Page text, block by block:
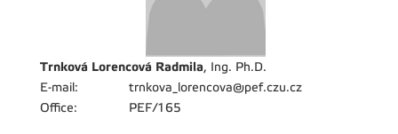
Trnková Lorencová Radmila, Ing. Ph.D.
E-mail:
trnkova_lorencova@pef.czu.cz
Office:
PEF/165